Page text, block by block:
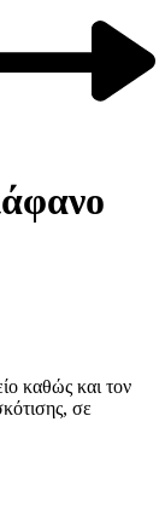
καθώς και τον
σε